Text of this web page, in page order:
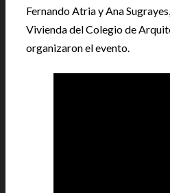
Fernando Atria y Ana
Vivienda del Colegio de
organizaron el evento.